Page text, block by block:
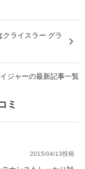
ライスラー グラ
ジャーの最新記事一覧
ミ
2015/04/13投稿